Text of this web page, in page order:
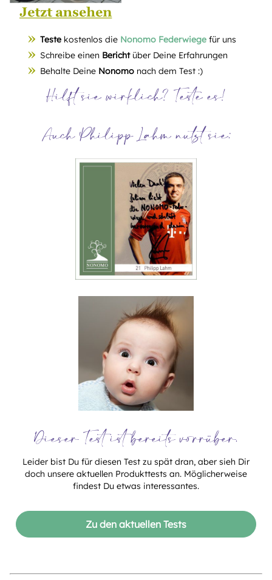
Teste kostenlos die Nonomo Federwiege für uns
Schreibe einen Berichtüber Deine Erfahrungen
Behalte Deine Nonomo nach dem Test :)
Hilft sie wirklich? Teste es!
Auch Philipp Lahm nutzt sie:
Dieser Test ist bereits vorrüber.
Leider bist Du für diesen Test zu spät dran, aber sieh Dir
doch unsere aktuellen Produkttests an. Möglicherweise
findest Du etwas interessantes.
Zu den aktuellen Tests